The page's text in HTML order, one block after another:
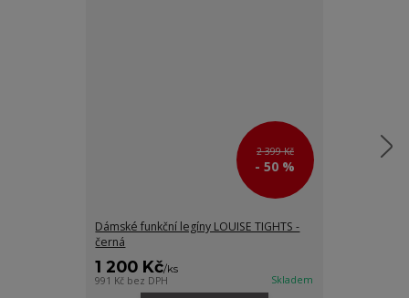
2 399 Kč
- 50 %
Dámské funkční legíny LOUISE TIGHTS -
černá
1 200 Kč/ks
991 Kč bez DPH Skladem